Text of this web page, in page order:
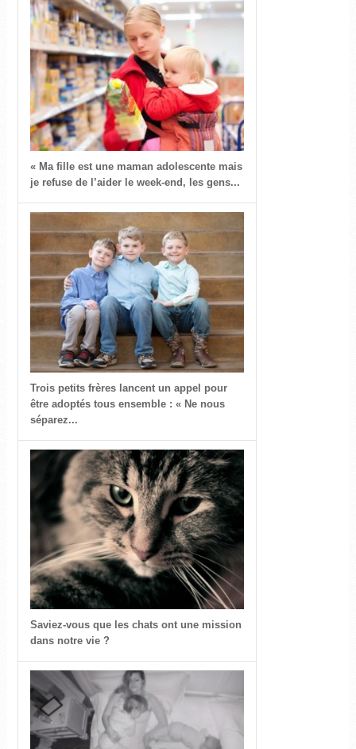
« Ma fille est une maman adolescente mais
je refuse de l’aider le week-end, les gens...
Trois petits frères lancent un appel pour
être adoptés tous ensemble : « Ne nous
séparez...
Saviez-vous que les chats ont une mission
dans notre vie ?